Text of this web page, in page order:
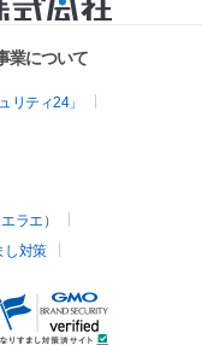
業について
リティ24」
ラエ）
し対策